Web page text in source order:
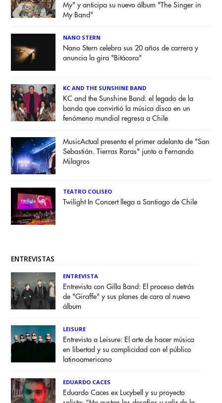
My" y anticipa su nuevo álbum "The Singer in
My Band"
NANO STERN
Nano Stern celebra sus 20 años de carrera y
anuncia la gira "Bitácora"
KC AND THE SUNSHINE BAND
KC and the Sunshine Band: el legado de la
banda que convirtió la música disco en un
fenómeno mundial regresa a Chile
MusicActual presenta el primer adelanto de "San
Sebastián. Tierras Raras" junto a Fernando
Milagros
TEATRO COLISEO
Twilight In Concert llega a Santiago de Chile
ENTREVISTAS
ENTREVISTA
Entrevista con Gilla Band: El proceso detrás
de "Giraffe" y sus planes de cara al nuevo
álbum
LEISURE
Entrevista a Leisure: El arte de hacer música
en libertad y su complicidad con el público
latinoamericano
EDUARDO CACES
Eduardo Caces ex Lucybell y su proyecto